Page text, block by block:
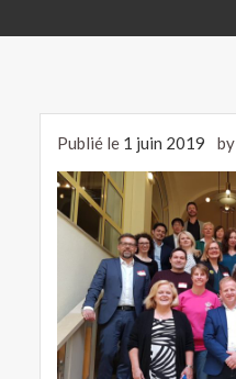
Publié le 1 juin 2019 by